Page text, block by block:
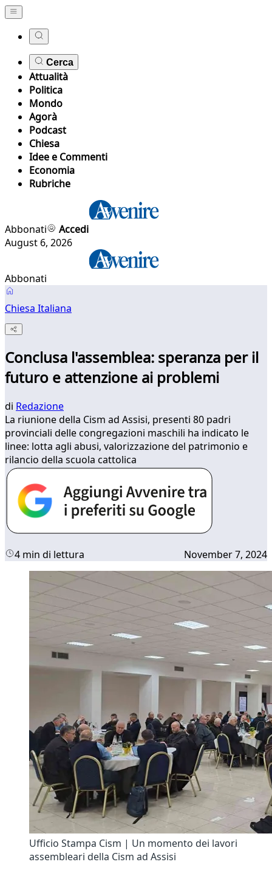
Cerca
Attualità
Politica
Mondo
Agorà
Podcast
Chiesa
Idee e Commenti
Economia
Rubriche
Abbonati
Accedi
August 6, 2026
Abbonati
Chiesa Italiana
Conclusa l'assemblea: speranza per il
futuro e attenzione ai problemi
di Redazione
La riunione della Cism ad Assisi, presenti 80 padri
provinciali delle congregazioni maschili ha indicato le
linee: lotta agli abusi, valorizzazione del patrimonio e
rilancio della scuola cattolica
4 min di lettura November 7, 2024
Ufficio Stampa Cism | Un momento dei lavori
assembleari della Cism ad Assisi